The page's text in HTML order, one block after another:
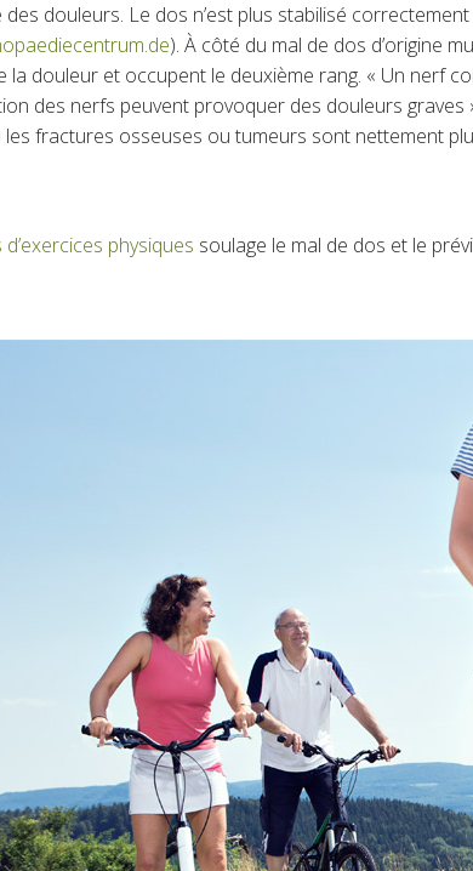
douleurs. Le dos n’est plus stabilisé
). À côté du mal de dos d’origine
la douleur et occupent le deuxième rang. « Un nerf
des nerfs peuvent provoquer des douleurs
les fractures osseuses ou tumeurs sont nettement
d’exercices physiques soulage le mal de dos et le